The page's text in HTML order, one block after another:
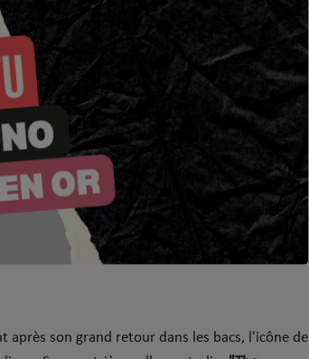
après son grand retour dans les bacs, l'icône de